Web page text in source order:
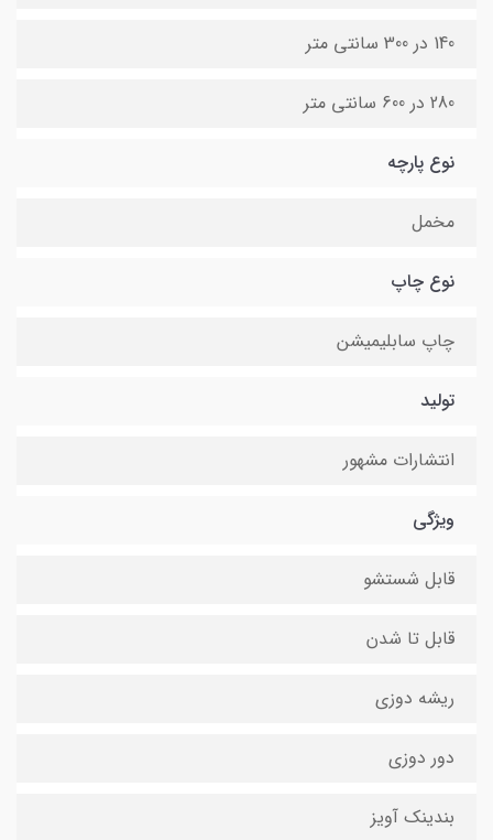
140 در 300 سانتی متر
280 در 600 سانتی متر
نوع پارچه
مخمل
نوع چاپ
چاپ سابلیمیشن
تولید
انتشارات مشهور
ویژگی
قابل شستشو
قابل تا شدن
ریشه دوزی
دور دوزی
بندینک آویز